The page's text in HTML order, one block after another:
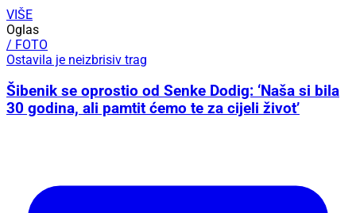
VIŠE
Oglas
/ FOTO
Ostavila je neizbrisiv trag
Šibenik se oprostio od Senke Dodig: ‘Naša si bila
30 godina, ali pamtit ćemo te za cijeli život’